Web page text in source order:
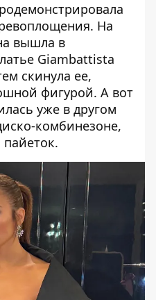
На
вышла в
Giambattista
скинула ее,
фигурой. А вот
уже в другом
комбинезоне,